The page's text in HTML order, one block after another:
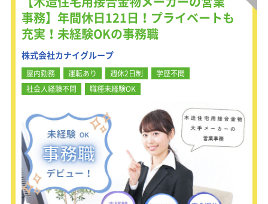
販売及び新製品の提案などをおこなっ
ていただきます。
既存のお客様への提案や新規顧客の開
拓もお任せします！
・現行取引の維持・管理
・お客様へのお見積作成・提示
・既存のお客様への新規提案
・安定供給の為の社内調整
事務】年間休日121日！プライベートも
充実！未経験OKの事務職
株式会社カナイグループ
屋内勤務 運転あり 週休2日制
学歴不問
社会人経験不問
職種未経験OK